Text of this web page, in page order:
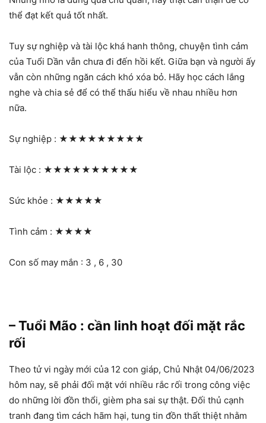
thể đạt kết quả tốt nhất.
Tuy sự nghiệp và tài lộc khá hanh thông, chuyện tình cảm
của Tuổi Dần vẫn chưa đi đến hồi kết. Giữa bạn và người ấy
vẫn còn những ngăn cách khó xóa bỏ. Hãy học cách lắng
nghe và chia sẻ để có thể thấu hiểu về nhau nhiều hơn
nữa.
Sự nghiệp : ★★★★★★★★★
Tài lộc : ★★★★★★★★★★
Sức khỏe : ★★★★★
Tình cảm : ★★★★
Con số may mắn : 3 , 6 , 30
– Tuổi Mão : cần linh hoạt đối mặt rắc
rối
Theo tử vi ngày mới của 12 con giáp, Chủ Nhật 04/06/2023
hôm nay, sẽ phải đối mặt với nhiều rắc rối trong công việc
do những lời đồn thổi, gièm pha sai sự thật. Đối thủ cạnh
tranh đang tìm cách hãm hại, tung tin đồn thất thiệt nhằm